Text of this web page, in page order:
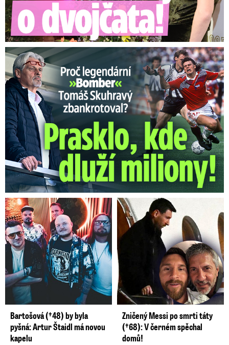
Proč Skuhravý zbankrotoval? Prasklo, kde dluží miliony!
Bartošová (†48) by byla
pyšná: Artur Štaidl má novou
kapelu
Zničený Messi po smrti táty
(†68): V černém spěchal
domů!